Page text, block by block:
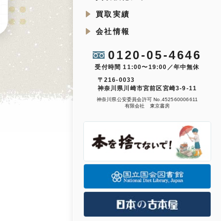
買取実績
会社情報
0120-05-4646
受付時間 11:00〜19:00／年中無休
〒216-0033
神奈川県川崎市宮前区宮崎3-9-11
神奈川県公安委員会許可 No.452560006611
有限会社 東京書房